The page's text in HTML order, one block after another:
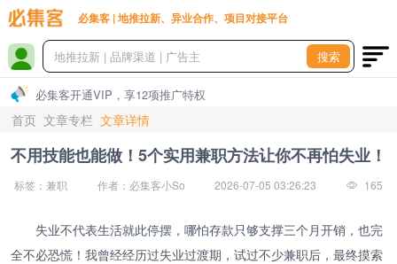
必集客 | 地推拉新、异业合作、项目对接平台
搜索
必集客开通VIP，享12项推广特权
首页 文章专栏 文章详情
不用技能也能做！5个实用兼职方法让你不再怕失业！
标签：兼职 作者：必集客小So 2026-07-05 03:26:23 165
失业不代表生活就此停摆，哪怕存款只够支撑三个月开销，也完
全不必恐慌！我曾经经历过失业过渡期，试过不少兼职后，最终摸索